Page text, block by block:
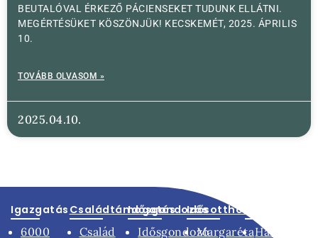
BEUTALÓVAL ÉRKEZŐ PÁCIENSEKET TUDUNK ELLÁTNI.
MEGÉRTÉSÜKET KÖSZÖNJÜK! KECSKEMÉT, 2025. ÁPRILIS
10.
TOVÁBB OLVASOM »
2025.04.10.
Igazgatás
6000
Családtámogatás
Család
Idősgondozás
Idősgondozó
Idősotthonok
Margaréta